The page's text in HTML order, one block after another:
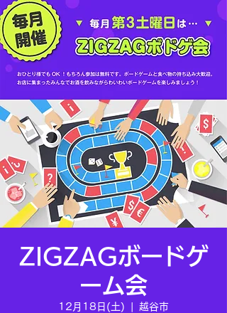
ZIGZAGボードゲ
ーム会
12月18日(土) 越谷市